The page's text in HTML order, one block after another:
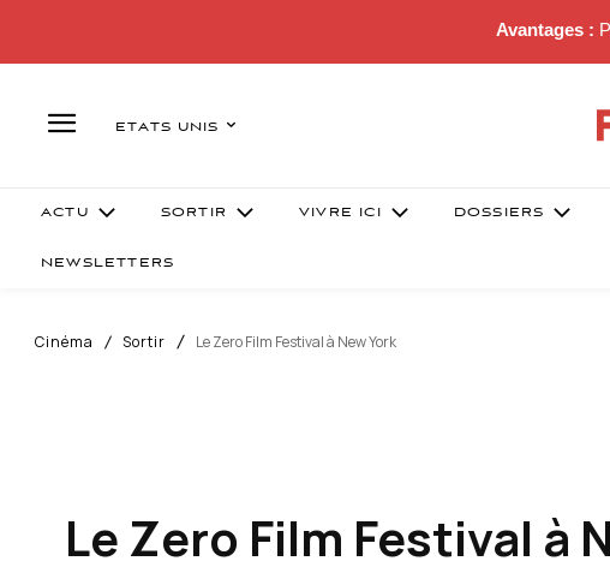
Avantages :
ETATS UNIS
ACTU SORTIR VIVRE ICI DOSSIERS
NEWSLETTERS
Cinéma Sortir Le Zero Film Festival à New York
Le Zero Film Festival à